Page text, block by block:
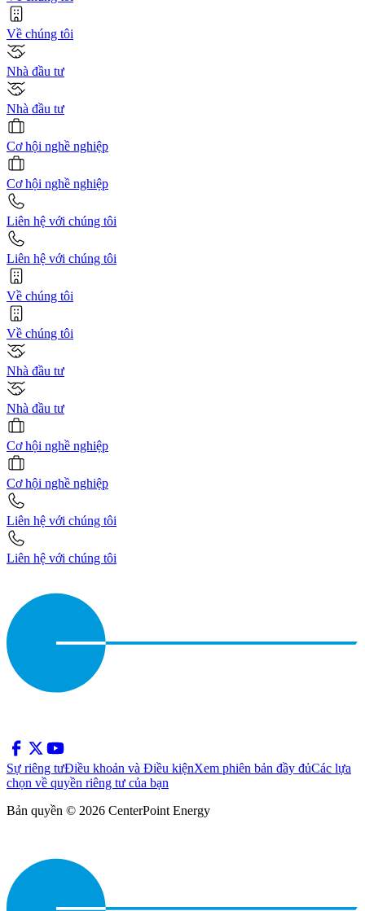
Về chúng tôi
Nhà đầu tư
Nhà đầu tư
Cơ hội nghề nghiệp
Cơ hội nghề nghiệp
Liên hệ với chúng tôi
Liên hệ với chúng tôi
Về chúng tôi
Về chúng tôi
Nhà đầu tư
Nhà đầu tư
Cơ hội nghề nghiệp
Cơ hội nghề nghiệp
Liên hệ với chúng tôi
Liên hệ với chúng tôi
Sự riêng tưĐiều khoản và Điều kiệnXem phiên bản đầy đủCác lựa
chọn về quyền riêng tư của bạn
Bản quyền © 2026 CenterPoint Energy